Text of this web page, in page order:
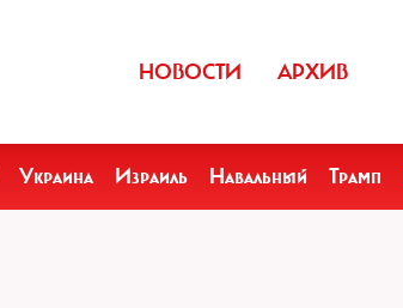
НОВОСТИ АРХИВ
Украина Израиль Навальный Трамп